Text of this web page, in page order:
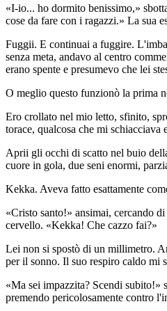
«I-io... ho dormito benissimo,»
cose da fare con i ragazzi.» La sua
Fuggii. E continuai a fuggire.
senza meta, andavo al centro
erano spente e presumevo che lei
O meglio questo funzionò la prima
Ero crollato nel mio letto, sfinito,
torace, qualcosa che mi
Aprii gli occhi di scatto nel buio
cuore in gola, due seni enormi,
Kekka. Aveva fatto esattamente
«Cristo santo!» ansimai, cercando
cervello. «Kekka! Che cazzo fai?»
Lei non si spostò di un millimetro.
per il sonno. Il suo respiro caldo mi
«Ma sei impazzita? Scendi subito!»
premendo pericolosamente contro